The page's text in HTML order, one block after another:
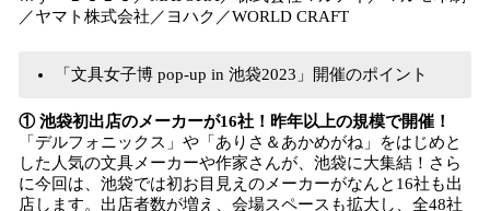
／ヤマト株式会社／ヨハク／WORLD CRAFT
「文具女子博 pop-up in 池袋2023」開催のポイント
① 池袋初出店のメーカーが16社！昨年以上の規模で開催！
「デルフォニックス」や「ありさ＆あかめがね」をはじめと
した人気の文具メーカーや作家さんが、池袋に大集結！さら
に今回は、池袋では初お目見えのメーカーがなんと16社も出
店します。出店者数が増え、会場スペースも拡大し、全48社